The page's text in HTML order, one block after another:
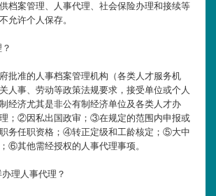
档案管理、人事代理、社会保险办理和接续等
允许个人保存。
批准的人事档案管理机构（各类人才服务机
人事、劳动等政策法规要求，接受单位或个人
经济尤其是非公有制经济单位及各类人才办
；②因私出国政审；③在规定的范围内申报或
务任职资格；④转正定级和工龄核定；⑤大中
⑥其他需经授权的人事代理事项。
理人事代理？